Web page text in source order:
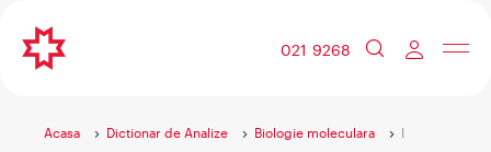
021 9268
Acasa Dictionar de Analize Biologie moleculara I